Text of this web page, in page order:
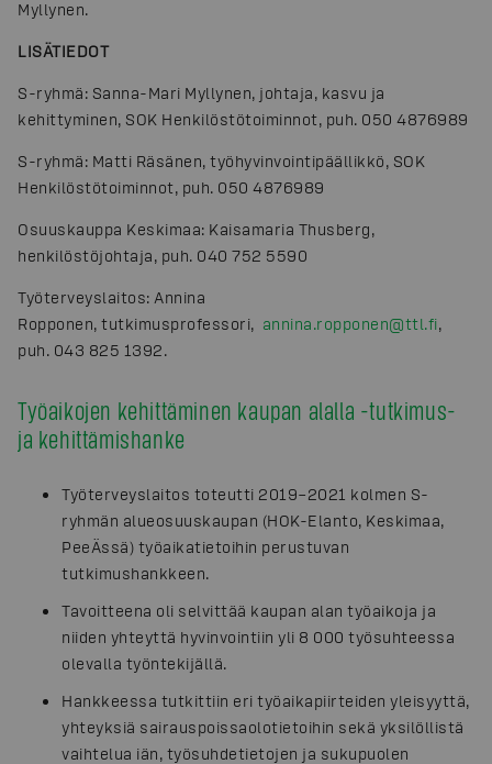
Myllynen.
LISÄTIEDOT
S-ryhmä: Sanna-Mari Myllynen, johtaja, kasvu ja
kehittyminen, SOK Henkilöstötoiminnot, puh. 050 4876989
S-ryhmä: Matti Räsänen, työhyvinvointipäällikkö, SOK
Henkilöstötoiminnot, puh. 050 4876989
Osuuskauppa Keskimaa: Kaisamaria Thusberg,
henkilöstöjohtaja, puh. 040 752 5590
Työterveyslaitos: Annina
Ropponen, tutkimusprofessori, annina.ropponen@ttl.fi,
puh. 043 825 1392.
Työaikojen kehittäminen kaupan alalla -tutkimus-
ja kehittämishanke
Työterveyslaitos toteutti 2019–2021 kolmen S-
ryhmän alueosuuskaupan (HOK-Elanto, Keskimaa,
PeeÄssä) työaikatietoihin perustuvan
tutkimushankkeen.
Tavoitteena oli selvittää kaupan alan työaikoja ja
niiden yhteyttä hyvinvointiin yli 8 000 työsuhteessa
olevalla työntekijällä.
Hankkeessa tutkittiin eri työaikapiirteiden yleisyyttä,
yhteyksiä sairauspoissaolotietoihin sekä yksilöllistä
vaihtelua iän, työsuhdetietojen ja sukupuolen